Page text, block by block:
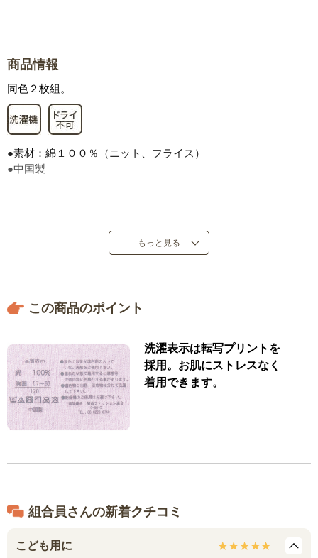
商品情報
同色２枚組。
●素材：綿１００％（ニット、フライス）
●中国製
もっと見る
この商品のポイント
洗濯表示は転写プリントを
採用。お肌にストレスなく
着用できます。
組合員さんの新着クチコミ
こども用に